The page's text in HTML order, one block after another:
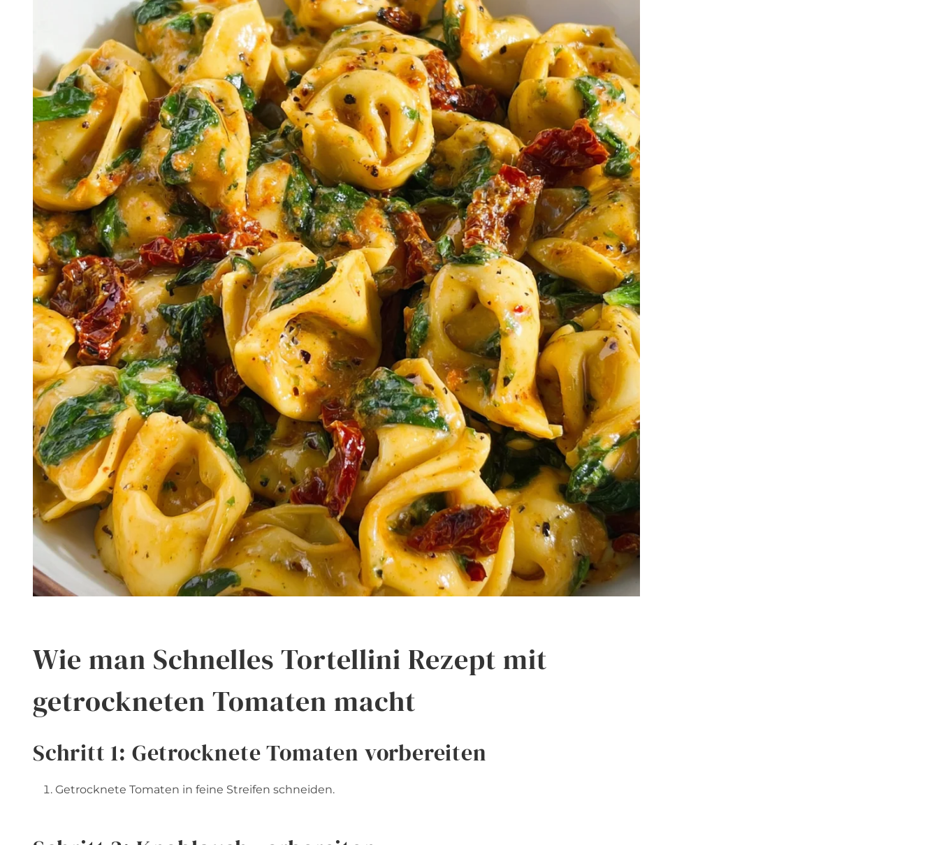
Wie man Schnelles Tortellini Rezept mit
getrockneten Tomaten macht
Schritt 1: Getrocknete Tomaten vorbereiten
Getrocknete Tomaten in feine Streifen schneiden.